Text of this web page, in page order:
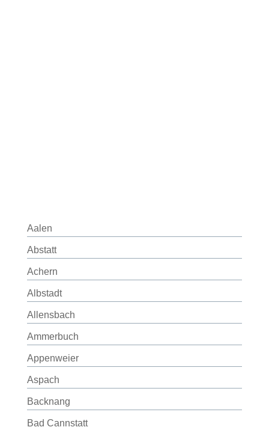
Aalen
Abstatt
Achern
Albstadt
Allensbach
Ammerbuch
Appenweier
Aspach
Backnang
Bad Cannstatt